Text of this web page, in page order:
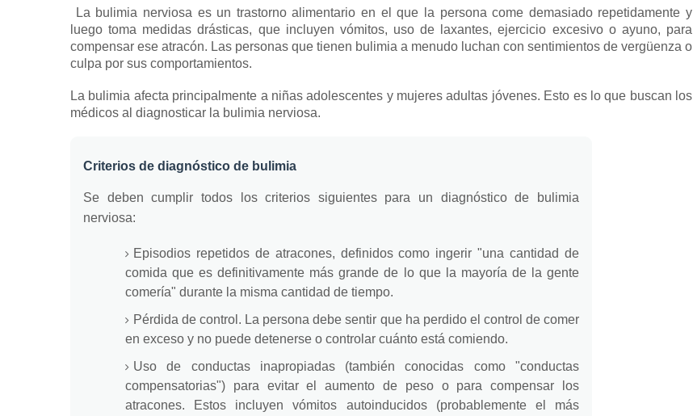
La bulimia nerviosa es un trastorno alimentario en el que la persona come demasiado repetidamente y
luego toma medidas drásticas, que incluyen vómitos, uso de laxantes, ejercicio excesivo o ayuno, para
compensar ese atracón. Las personas que tienen bulimia a menudo luchan con sentimientos de vergüenza o
culpa por sus comportamientos.
La bulimia afecta principalmente a niñas adolescentes y mujeres adultas jóvenes. Esto es lo que buscan los
médicos al diagnosticar la bulimia nerviosa.
Criterios de diagnóstico de bulimia
Se deben cumplir todos los criterios siguientes para un diagnóstico de bulimia
nerviosa:
Episodios repetidos de atracones, definidos como ingerir "una cantidad de
comida que es definitivamente más grande de lo que la mayoría de la gente
comería" durante la misma cantidad de tiempo.
Pérdida de control. La persona debe sentir que ha perdido el control de comer
en exceso y no puede detenerse o controlar cuánto está comiendo.
Uso de conductas inapropiadas (también conocidas como "conductas
compensatorias") para evitar el aumento de peso o para compensar los
atracones.
Estos incluyen vómitos autoinducidos (probablemente el más